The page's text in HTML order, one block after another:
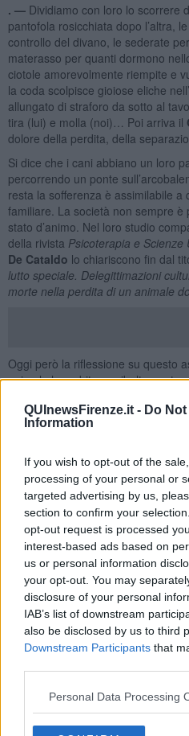
QUInewsFirenze.it - Do
Information
If you wish to opt-out of the
processing of your personal or
targeted advertising by us,
section to confirm your
opt-out request is processed
interest-based ads based on
us or personal information
your opt-out. You may
disclosure of your personal
IAB’s list of downstream
also be disclosed by us to third
Downstream Participants that
Personal Data Processing
. — Dividiamo con loro lo scorrere
pantofola rosicchiata dopo l’altra,
controllo del divano, le sederate
materasso per quanti dormono
ciotole amorevolmente riempite e
la coda scolpisce gioiose eliche
allungato di straforo da sotto al
tira (lui) e molla (noi)… Poi arriva il
dolore della perdita, della
Si dice che i cani abbiano un loro
percorrendo un ponte
resta la sofferenza è assimilabile a
familiare. La società non sempre
stato d’animo. Nel loro studio
della rivista Psicoterapia e Scienze
De Cataldo lo chiariscono fin dal
lutto speciale. Delegittimazioni
morte nella perdita di un animale
Oggi però la riflessione su questo
animale ha subito un ribaltamento:
dichiarazioni rilasciate daAlain
dedicato un inserto speciale.
affinché pratichi l’eutanasia al
Loubo, che dovrà essere
piuttosto che debba morire di
l’attore.
L’offensiva animalista non si è
posizioni tra chi definisce tale
estremo egoismo sono tutte
anche, dal momento che Delon
ama i cani, avendone sempre
volta.
Il punto è che il cane dipende in
e dai nostri comportamenti;
innamorato il suo umano. Si fida
al bipede la responsabilità di
si ribella. Per questo il flacone